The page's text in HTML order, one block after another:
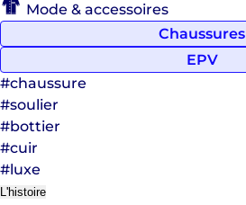
Mode & accessoires
Chaussures
EPV
#chaussure
#soulier
#bottier
#cuir
#luxe
L'histoire